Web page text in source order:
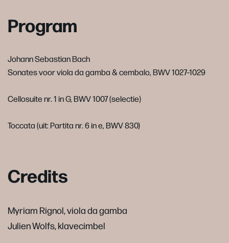
Program
Johann Sebastian Bach
Sonates voor viola da gamba & cembalo, BWV 1027–1029
Cellosuite nr. 1 in G, BWV 1007 (selectie)
Toccata (uit: Partita nr. 6 in e, BWV 830)
Credits
Myriam Rignol, viola da gamba
Julien Wolfs, klavecimbel